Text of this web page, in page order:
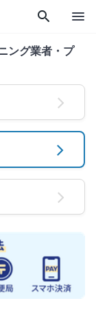
search menu
ング業者・プ